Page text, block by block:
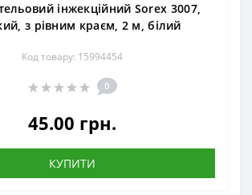
інжекційний Sorex 3007,
з рівним краєм, 2 м, білий
Код товару: 15994454
0
45.00 грн.
КУПИТИ